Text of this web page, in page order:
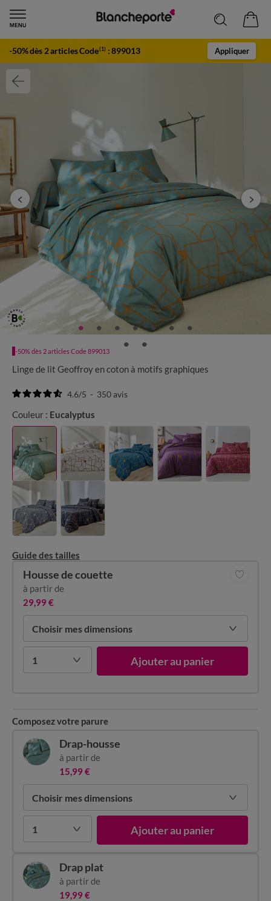
-50% dès 2 articles Code(1) :899013 Appliquer
-50% dès 2 articles Code 899013
Linge de lit Geoffroy en coton à motifs graphiques
4.6/5 - 350avis
Couleur : Eucalyptus
Guide des tailles
Choisir mes dimensions
1 Ajouter au panier
Housse de couette
à partir de
29,99 €
Composez votre parure
Choisir mes dimensions
1 Ajouter au panier
Drap-housse
à partir de
15,99 €
Drap plat
à partir de
19,99 €